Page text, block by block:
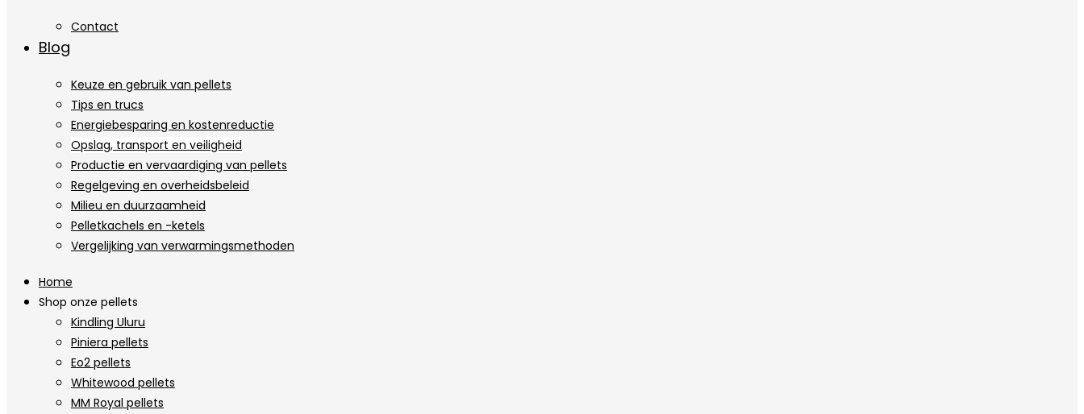
Contact
Blog
Keuze en gebruik van pellets
Tips en trucs
Energiebesparing en kostenreductie
Opslag, transport en veiligheid
Productie en vervaardiging van pellets
Regelgeving en overheidsbeleid
Milieu en duurzaamheid
Pelletkachels en -ketels
Vergelijking van verwarmingsmethoden
Home
Shop onze pellets
Kindling Uluru
Piniera pellets
Eo2 pellets
Whitewood pellets
MM Royal pellets